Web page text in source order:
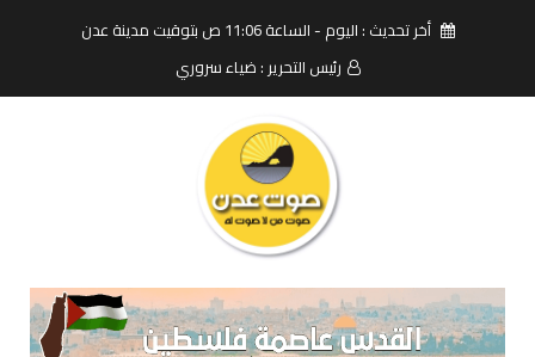
أخر تحديث : اليوم - الساعة 11:06 ص بتوقيت مدينة عدن
رئيس التحرير : ضياء سروري